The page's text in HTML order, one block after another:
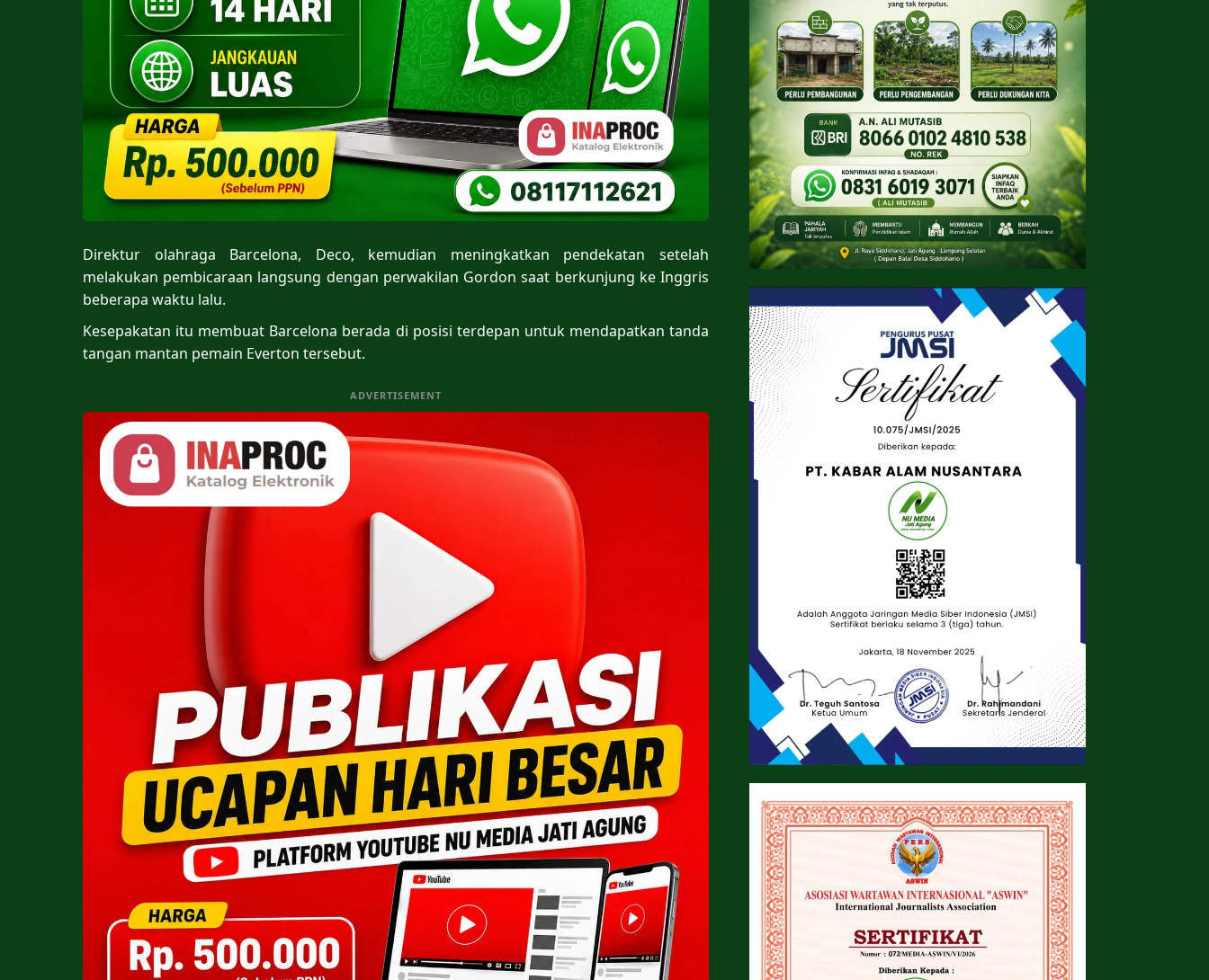
Direktur olahraga Barcelona, Deco, kemudian meningkatkan pendekatan setelah
melakukan pembicaraan langsung dengan perwakilan Gordon saat berkunjung ke Inggris
beberapa waktu lalu.
Kesepakatan itu membuat Barcelona berada di posisi terdepan untuk mendapatkan tanda
tangan mantan pemain Everton tersebut.
ADVERTISEMENT